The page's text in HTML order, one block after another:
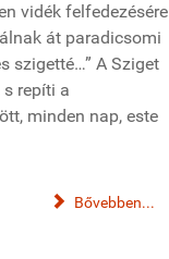
vidék felfedezésére
át paradicsomi
szigetté…” A Sziget
repíti a
minden nap, este
Bővebben...